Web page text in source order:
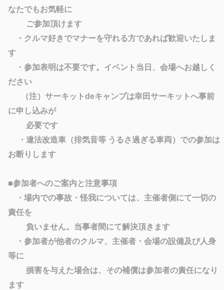
なたでもお気軽に
ご参加頂けます
・クルマ好きでマナーを守れる方であれば歓迎いたしま
す
・参加表明は不要です。イベント当日、会場へお越しく
ださい
（注）サーキットdeキャンプは幸田サーキットへ事前
に申し込みが
必要です
・違法改造車（排気音等 うるさ過ぎる車両）での参加は
お断りします
■参加者へのご案内と注意事項
・場内での事故・怪我については、主催者側にて一切の
責任を
負いません。当事者間にて解決頂きます
・参加者が他者のクルマ、主催者・会場の設備及び人身
等に
損害を与えた場合は、その補償は参加者の責任になり
ます